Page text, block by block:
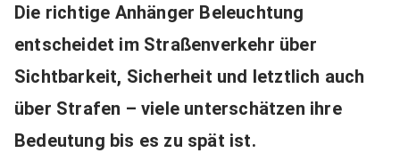
Die richtige Anhänger Beleuchtung
entscheidet im Straßenverkehr über
Sichtbarkeit, Sicherheit und letztlich auch
über Strafen – viele unterschätzen ihre
Bedeutung bis es zu spät ist.